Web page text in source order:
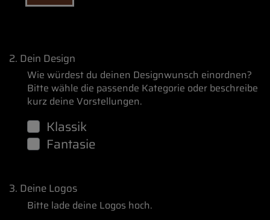
2. Dein Design
Wie würdest du deinen Designwunsch einordnen?
Bitte wähle die passende Kategorie oder beschreibe
kurz deine Vorstellungen.
Klassik
Fantasie
3. Deine Logos
Bitte lade deine Logos hoch.